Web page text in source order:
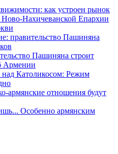
как устроен рынок
Ново-Нахичеванской Епархии
правительство Пашиняна
Пашиняна строит
Армении
над Католикосом: Режим
армянские отношения будут
Особенно армянским